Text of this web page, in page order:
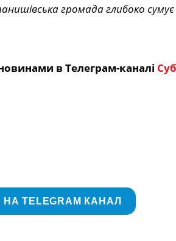
громада глибоко
в Телеграм-каналі
TELEGRAM КАНАЛ